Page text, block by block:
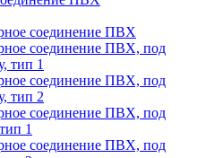
соединение ПВХ
соединение ПВХ, под
тип 1
соединение ПВХ, под
тип 2
соединение ПВХ, под
1
соединение ПВХ, под